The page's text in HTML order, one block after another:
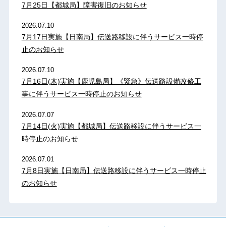
7月25日【都城局】障害復旧のお知らせ
2026.07.10
7月17日実施【日南局】伝送路移設に伴うサービス一時停
止のお知らせ
2026.07.10
7月16日(木)実施【鹿児島局】《緊急》伝送路設備改修工
事に伴うサービス一時停止のお知らせ
2026.07.07
7月14日(火)実施【都城局】伝送路移設に伴うサービス一
時停止のお知らせ
2026.07.01
7月8日実施【日南局】伝送路移設に伴うサービス一時停止
のお知らせ